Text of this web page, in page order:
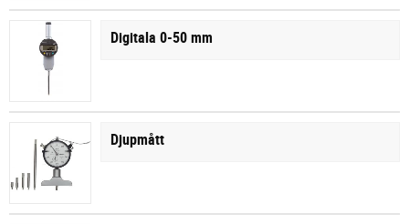
Digitala 0-50 mm
Djupmått